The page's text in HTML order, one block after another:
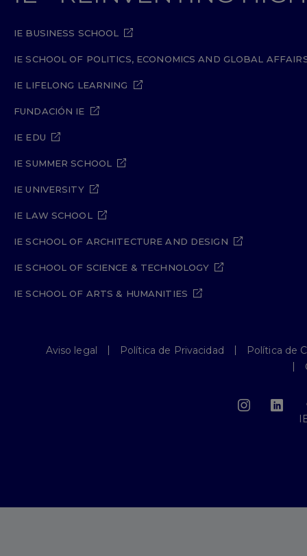
IE BUSINESS SCHOOL
IE SCHOOL OF POLITICS, ECONOMICS AND GLOBAL
IE LIFELONG LEARNING
FUNDACIÓN IE
IE EDU
IE SUMMER SCHOOL
IE UNIVERSITY
IE LAW SCHOOL
IE SCHOOL OF ARCHITECTURE AND DESIGN
IE SCHOOL OF SCIENCE & TECHNOLOGY
IE SCHOOL OF ARTS & HUMANITIES
Aviso legal Política de Privacidad
Política de